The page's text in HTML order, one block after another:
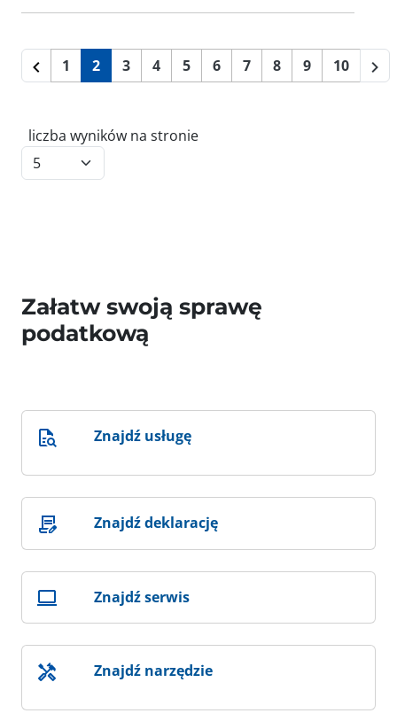
1 2 3 4 5 6 7 8 9 10
liczba wyników na stronie
Załatw swoją sprawę
podatkową
Znajdź usługę
Znajdź deklarację
Znajdź serwis
Znajdź narzędzie